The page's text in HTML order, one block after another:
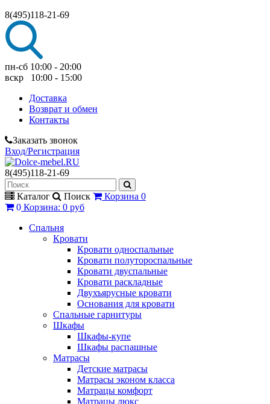
8(495)118-21-69
пн-сб 10:00 - 20:00
вскр 10:00 - 15:00
Доставка
Возврат и обмен
Контакты
Заказать звонок
Вход/Регистрация
8(495)118-21-69
Каталог Поиск Корзина 0
0 Корзина: 0 руб
Спальня
Кровати
Кровати односпальные
Кровати полутороспальные
Кровати двуспальные
Кровати раскладные
Двухъярусные кровати
Основания для кровати
Спальные гарнитуры
Шкафы
Шкафы-купе
Шкафы распашные
Матрасы
Детские матрасы
Матрасы эконом класса
Матрацы комфорт
Матрацы люкс